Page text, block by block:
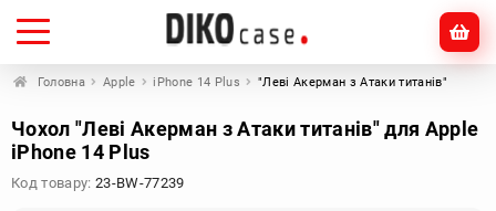
Головна Apple iPhone 14 Plus "Леві Акерман з Атаки титанів"
Чохол "Леві Акерман з Атаки титанів" для Apple
iPhone 14 Plus
Код товару: 23-BW-77239